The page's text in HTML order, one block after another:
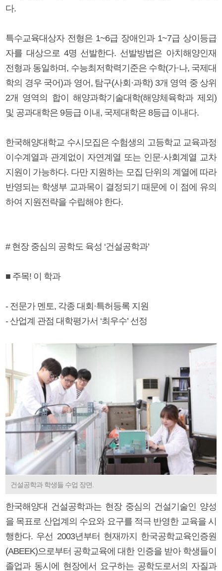
다.
특수교육대상자 전형은 1~6급 장애인과 1~7급 상이등급
자를 대상으로 4명 선발한다. 선발방법은 아치해양인재
전형과 동일하며, 수능최저학력기준은 수학(가·나, 국제대
학의 경우 국어)과 영어, 탐구(사회·과학) 3개 영역 중 상위
2개 영역의 합이 해양과학기술대학(해양체육학과 제외)
및 공과대학은 9등급 이내, 국제대학은 8등급 이내다.
한국해양대학교 수시모집은 수험생의 고등학교 교육과정
이수계열과 관계없이 자연계열 또는 인문·사회계열 교차
지원이 가능하다. 다만 지원하는 모집 단위의 계열에 따라
반영되는 학생부 교과목이 결정되기 때문에 이 점에 유의
하여 지원전략을 수립해야 한다.
# 현장 중심의 공학도 육성 ‘건설공학과’
■ 주목! 이 학과
- 전문가 멘토, 각종 대회·특허등록 지원
- 산업계 관점 대학평가서 ‘최우수’ 선정
건설공학과 학생들 수업 장면.
한국해양대 건설공학과는 현장 중심의 건설기술인 양성
을 목표로 산업계의 수요와 요구를 적극 반영한 교육을 시
행한다. 우선 2003년부터 현재까지 한국공학교육인증원
(ABEEK)으로부터 공학교육에 대한 인증을 받아 학생들이
졸업과 동시에 현장에서 요구하는 공학도로서의 자질과